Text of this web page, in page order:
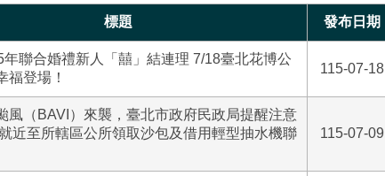
標題 發布日期
年聯合婚禮新人「囍」結連理 7/18臺北花博公
福登場！
115-07-18
風（BAVI）來襲，臺北市政府民政局提醒注意
近至所轄區公所領取沙包及借用輕型抽水機聯
115-07-09